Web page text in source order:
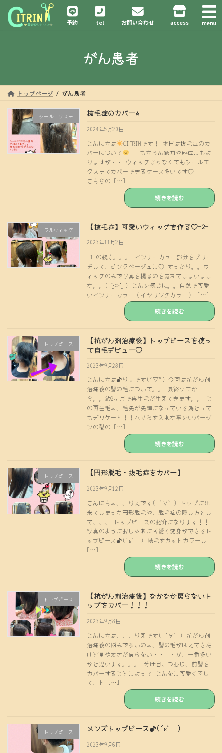
ッ
移
予約 tel お問い合わせ access
がん患者
トップページ がん患者
シールエクステ 抜毛症のカバー⭐︎
2024年5月20日
こんにちは
CITRINです！ 本日は抜毛症のカ
バーについて
もちろん範囲や部位にもよ
りますが・・ ウィッグじゃなくてもシールエ
クステでカバーできるケース多いです♡
こちらの […]
続きを読む
フルウィッグ 【抜毛症】可愛いウィッグを作る♡-2-
2023年11月2日
-1-の続き。。。 インナーカラー部分をブリー
チして、ピンクベージュに♡ すっかり。。ウ
ィッグのみで写真を撮るのを忘れてしまいまし
た。。( ˊ̱˂˃ˋ̱ ) こんな感じに。。自然で可愛
いインナーカラー（イヤリングカラー） […]
続きを読む
トップピース
【抗がん剤治療後】トップピースを使っ
て自毛デビュー♡
2023年9月28日
こんにちは♪りぇです(°▽°) 今回は抗がん剤
治療後の髪の毛について。。 最終ケモか
ら。。約2ヶ月で再生毛が生えてきます。。 こ
の再生毛は、毛先が先細になっている為とって
もデリケート！！ハサミを入れた事ないバージ
ンの髪の […]
続きを読む
トップピース 【円形脱毛・抜毛症をカバー】
2023年9月12日
こんにちは、、りえです( ´∀｀) トップに出
来てしまった円形脱毛や、脱毛症の隠し方とし
て。。。 トップピースの紹介になります！！
写真のようにおしゃれに可愛く変身ができるト
ップピース♪(´ε｀ ) 地毛をカットカラーし
[…]
続きを読む
トップピース
【抗がん剤治療後】なかなか戻らないト
ップをカバー！！！
2023年9月8日
こんにちは、、、りえです( ´∀｀) 抗がん剤
治療後の悩みで多いのは、髪の毛がはえてきた
けど量や太さが戻らない・・・・が、一番多い
かと思います。。。 分け目、つむじ、前髪を
カバーすることによって こんなに可愛くそし
て、ト […]
続きを読む
トップピース メンズトップピース♪(´ε｀ )
2023年9月6日